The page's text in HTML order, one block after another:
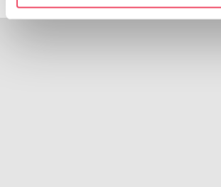
specific characteristics